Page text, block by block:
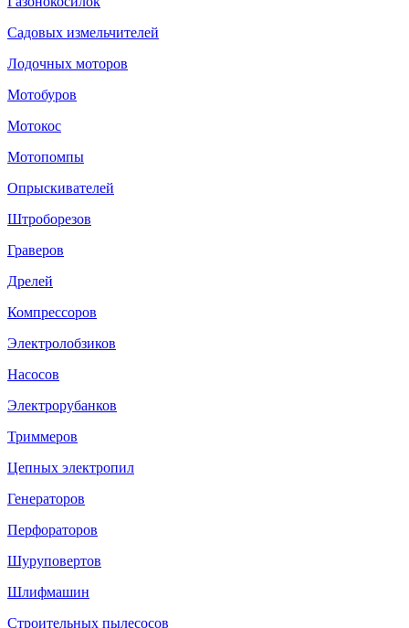
Садовых измельчителей
Лодочных моторов
Мотобуров
Мотокос
Мотопомпы
Опрыскивателей
Штроборезов
Граверов
Дрелей
Компрессоров
Электролобзиков
Насосов
Электрорубанков
Триммеров
Цепных электропил
Генераторов
Перфораторов
Шуруповертов
Шлифмашин
Строительных пылесосов